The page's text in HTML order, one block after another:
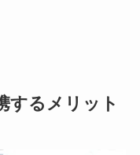
するメリット